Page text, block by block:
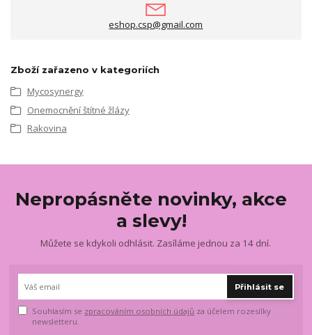
eshop.csp@gmail.com
Zboží zařazeno v kategoriích
Mycosynergy
Onemocnění štítné žlázy
Rakovina
Nepropásněte novinky, akce
a slevy!
Můžete se kdykoli odhlásit. Zasíláme jednou za 14 dní.
Přihlásit se
Souhlasím se zpracováním osobních údajů za účelem rozesílky
newsletteru.